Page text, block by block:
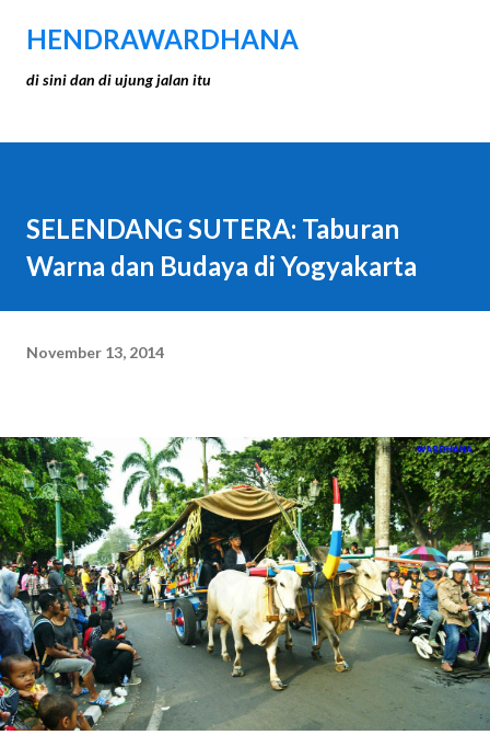
Langsung ke konten utama
HENDRAWARDHANA
di sini dan di ujung jalan itu
SELENDANG SUTERA: Taburan
Warna dan Budaya di Yogyakarta
November 13, 2014